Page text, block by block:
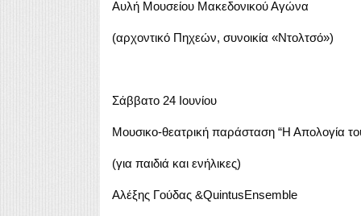
Αυλή Μουσείου Μακεδονικού Αγώνα
(αρχοντικό Πηχεών, συνοικία «Ντολτσό»)
Σάββατο 24 Ιουνίου
Μουσικο-θεατρική παράσταση “Η Απολογία του
(για παιδιά και ενήλικες)
Αλέξης Γούδας &QuintusEnsemble